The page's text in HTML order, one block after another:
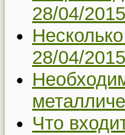
28/04/
28/04/
Что